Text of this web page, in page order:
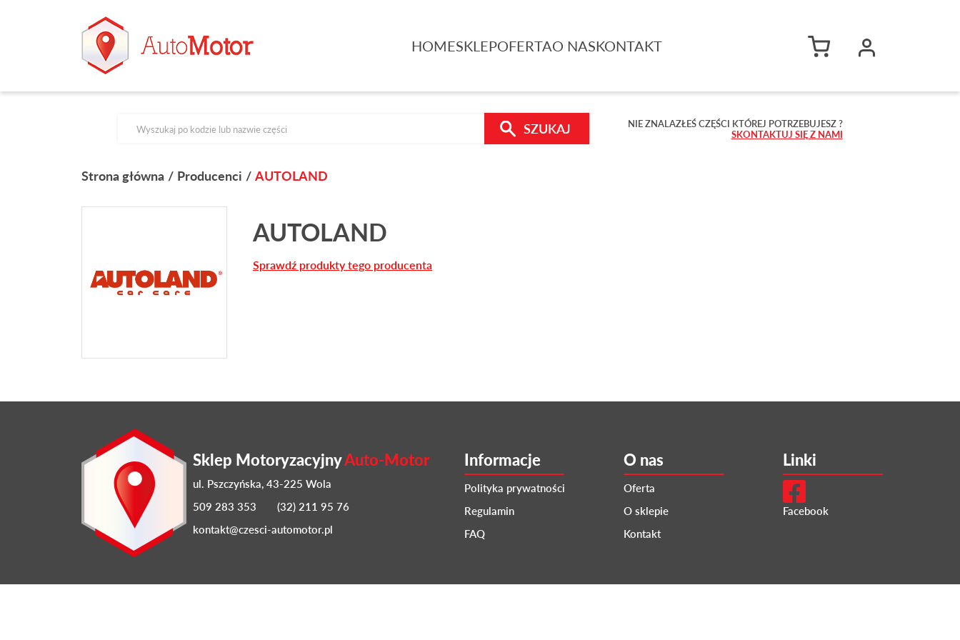
HOMESKLEPOFERTAO NASKONTAKT
SZUKAJ NIE ZNALAZŁEŚ CZĘŚCI KTÓREJ POTRZEBUJESZ ?
SKONTAKTUJ SIĘ Z NAMI
Strona główna Producenci AUTOLAND
AUTOLAND
Sprawdź produkty tego producenta
Sklep MotoryzacyjnyAuto-Motor
ul. Pszczyńska, 43-225 Wola
509 283 353
(32) 211 95 76
kontakt@czesci-automotor.pl
Informacje
Polityka prywatności
Regulamin
FAQ
O nas
Oferta
O sklepie
Kontakt
Linki
Facebook